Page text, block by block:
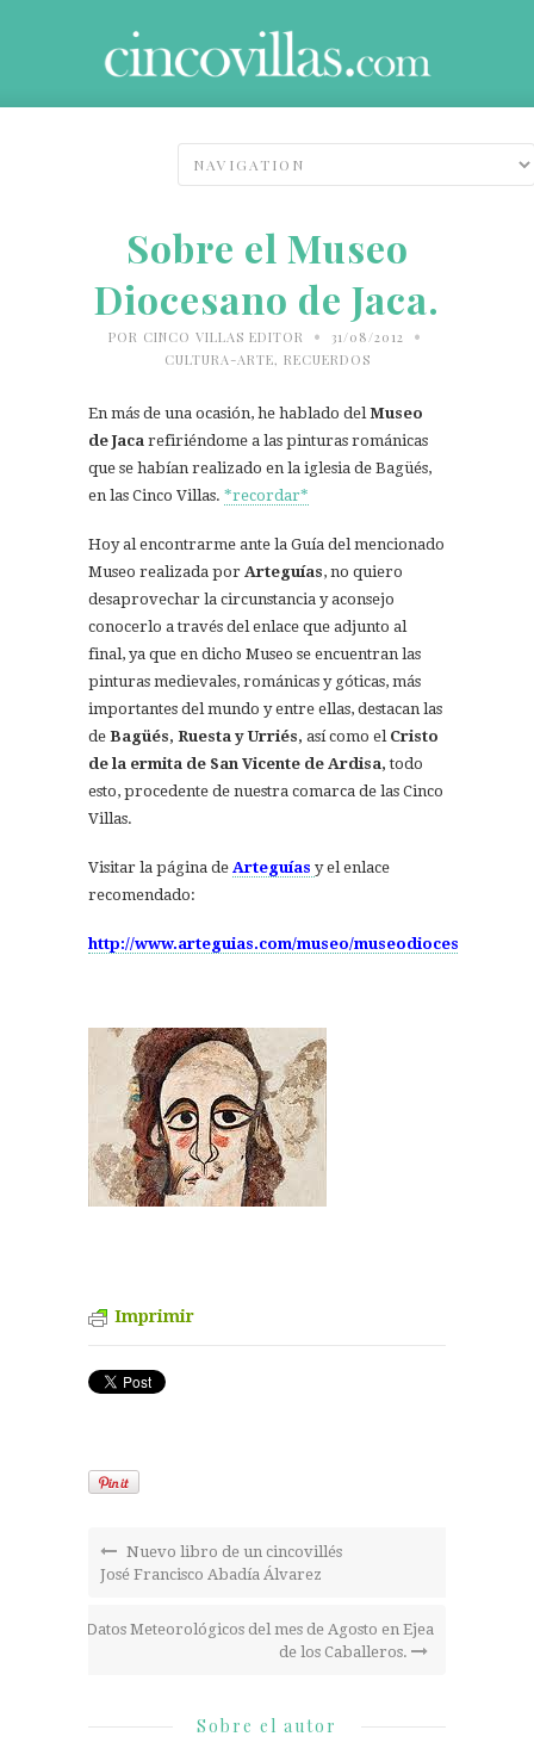
Sobre el Museo
Diocesano de Jaca.
POR CINCO VILLAS EDITOR • 31/08/2012 •
CULTURA-ARTE, RECUERDOS
En más de una ocasión, he hablado del Museo
de Jaca refiriéndome a las pinturas románicas
que se habían realizado en la iglesia de Bagüés,
en las Cinco Villas. *recordar*
Hoy al encontrarme ante la Guía del mencionado
Museo realizada por Arteguías, no quiero
desaprovechar la circunstancia y aconsejo
conocerlo a través del enlace que adjunto al
final, ya que en dicho Museo se encuentran las
pinturas medievales, románicas y góticas, más
importantes del mundo y entre ellas, destacan las
de Bagüés, Ruesta y Urriés, así como el Cristo
de la ermita de San Vicente de Ardisa,todo
esto, procedente de nuestra comarca de las Cinco
Villas.
Visitar la página de Arteguías y el enlace
recomendado:
http://www.arteguias.com/museo/
Imprimir
Nuevo libro de un cincovillés
José Francisco Abadía Álvarez
Datos Meteorológicos del mes de Agosto en Ejea
de los Caballeros.
Sobre el autor